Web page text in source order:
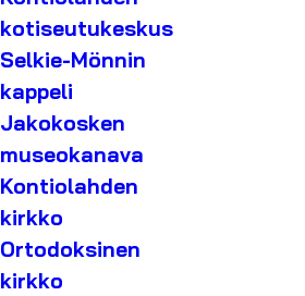
kotiseutukeskus
Selkie-Mönnin
kappeli
Jakokosken
museokanava
Kontiolahden
kirkko
Ortodoksinen
kirkko